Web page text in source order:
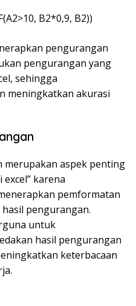
B2*0,9, B2))
pengurangan
pengurangan yang
sehingga
meningkatkan akurasi
aspek penting
karena
pemformatan
pengurangan.
untuk
hasil pengurangan
keterbacaan